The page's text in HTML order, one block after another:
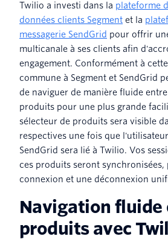
Twilio a investi dans la plateforme
données clients Segment et la
messagerie SendGrid pour offrir
multicanale à ses clients afin
engagement. Conformément à
commune à Segment et SendGrid
de naviguer de manière fluide
produits pour une plus grande
sélecteur de produits sera visible
respectives une fois que
SendGrid sera lié à Twilio. Vos
ces produits seront synchronisées,
connexion et une déconnexion
Navigation fluide
produits avec